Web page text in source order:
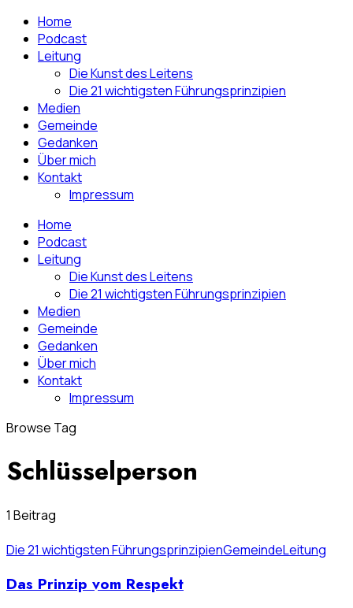
Home
Podcast
Leitung
Die Kunst des Leitens
Die 21 wichtigsten Führungsprinzipien
Medien
Gemeinde
Gedanken
Über mich
Kontakt
Impressum
Home
Podcast
Leitung
Die Kunst des Leitens
Die 21 wichtigsten Führungsprinzipien
Medien
Gemeinde
Gedanken
Über mich
Kontakt
Impressum
Browse Tag
Schlüsselperson
1 Beitrag
Die 21 wichtigsten FührungsprinzipienGemeindeLeitung
Das Prinzip vom Respekt